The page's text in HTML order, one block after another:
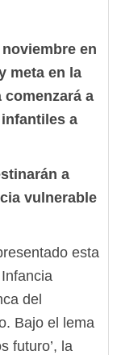
en
meta en la
comenzará a
infantiles a
a
vulnerable
esta
del
Bajo el lema
futuro’, la